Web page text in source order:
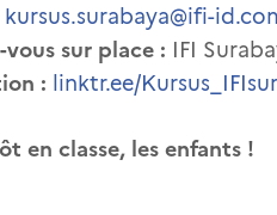
kursus.surabaya@ifi-
vous sur place : IFI
: linktr.ee/
en classe, les enfants !